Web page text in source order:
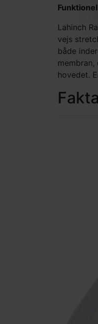
Lahinch
vejs
både
hovedet.